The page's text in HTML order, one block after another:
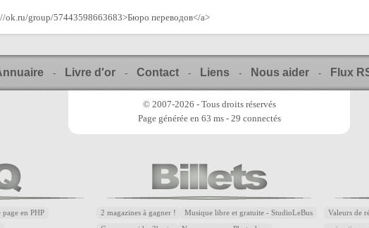
ok.ru/group/57443598663683>Бюро переводов</a>
- Livre d'or - Contact - Liens - Nous aider - Flux
© 2007-2026 - Tous droits réservés
Page générée en 63 ms - 29 connectés
en PHP 2 magazines à gagner ! Musique libre et gratuite - StudioLeBus Valeurs de